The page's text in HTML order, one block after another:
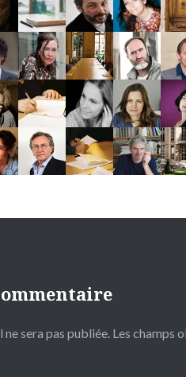
sera pas publiée. Les champs